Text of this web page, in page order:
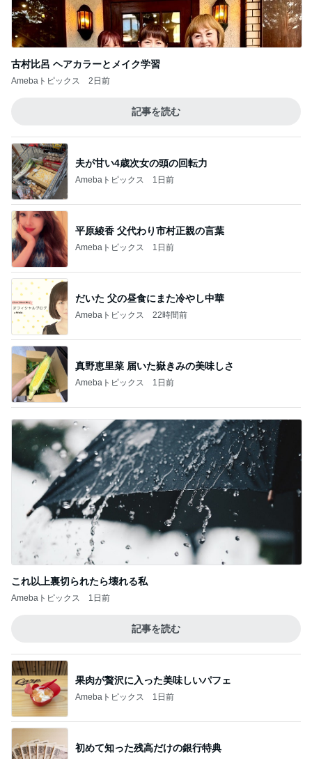
古村比呂 ヘアカラーとメイク学習
Amebaトピックス 2日前
記事を読む
夫が甘い4歳次女の頭の回転力
Amebaトピックス 1日前
平原綾香 父代わり市村正親の言葉
Amebaトピックス 1日前
だいた 父の昼食にまた冷やし中華
Amebaトピックス 22時間前
真野恵里菜 届いた嶽きみの美味しさ
Amebaトピックス 1日前
これ以上裏切られたら壊れる私
Amebaトピックス 1日前
記事を読む
果肉が贅沢に入った美味しいパフェ
Amebaトピックス 1日前
初めて知った残高だけの銀行特典